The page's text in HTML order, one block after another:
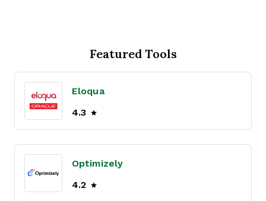
Featured Tools
Eloqua
4.3
Optimizely
4.2